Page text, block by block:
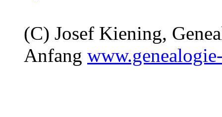
(C) Josef Kiening,
Anfang